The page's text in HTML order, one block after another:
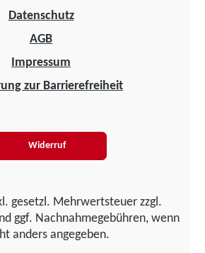
Datenschutz
AGB
Impressum
zur Barrierefreiheit
Widerruf
gesetzl. Mehrwertsteuer zzgl.
ggf. Nachnahmegebühren, wenn
anders angegeben.